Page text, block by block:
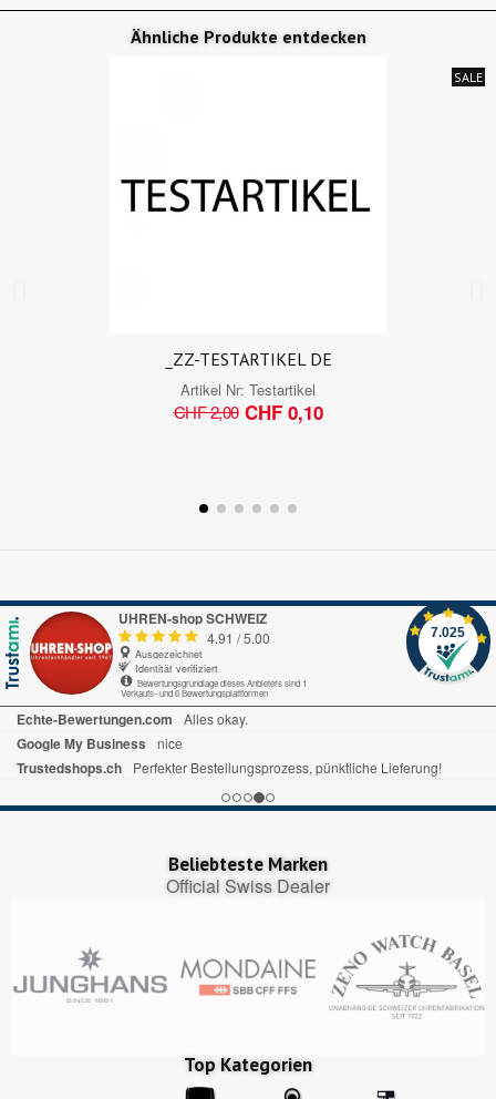
Ähnliche Produkte entdecken
SALE
_ZZ-TESTARTIKEL DE
Artikel Nr: Testartikel
CHF 2,00 CHF 0,10
UHREN-shop SCHWEIZ
4.91 /5.00
Ausgezeichnet
Identität verifiziert
Bewertungsgrundlage dieses Anbieters sind 1
Verkaufs- und 6 Bewertungsplattformen
7.025
Echte-Bewertungen.com Alles okay.
Google My Business nice
Trustedshops.ch Perfekter Bestellungsprozess, pünktliche Lieferung!
Beliebteste Marken
Official Swiss Dealer
Top Kategorien